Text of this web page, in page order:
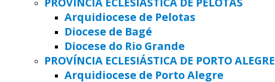
Arquidiocese de Pelotas
Diocese de Bagé
Diocese do Rio Grande
PROVÍNCIA ECLESIÁSTICA DE PORTO ALEGRE
Arquidiocese de Porto Alegre